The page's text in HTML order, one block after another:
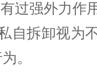
强外力作
拆卸视为
。